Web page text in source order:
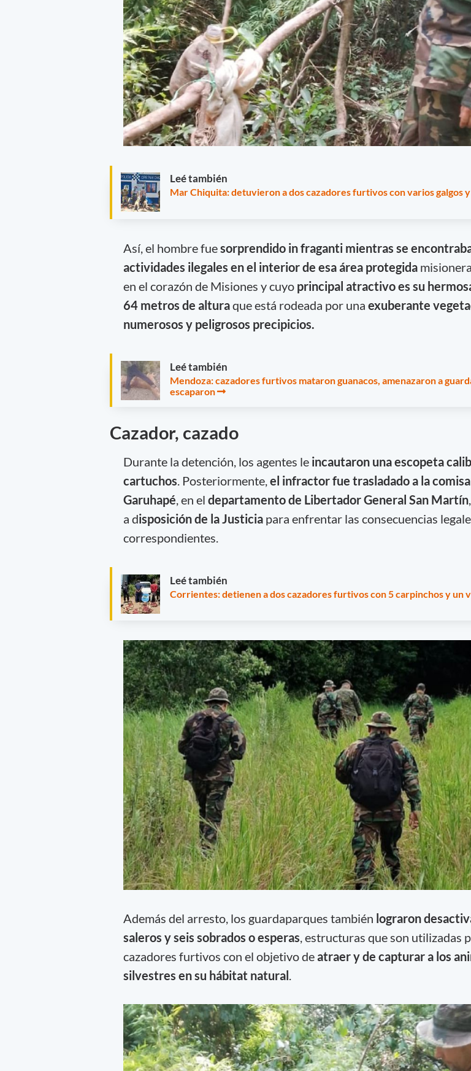
Leé también
Mar Chiquita: detuvieron a dos cazadores furtivos con varios galgos
Así, el hombre fuesorprendido in fraganti mientras se
actividades ilegales en el interior de esa área protegida
en el corazón de Misiones y cuyoprincipal atractivo es su
64 metros de alturaque está rodeada por una exuberante
numerosos y peligrosos precipicios.
Leé también
Mendoza: cazadores furtivos mataron guanacos, amenazaron a
escaparon
Cazador, cazado
Durante la detención, los agentes le incautaron una escopeta
cartuchos. Posteriormente,el infractor fue trasladado a la
Garuhapé, en el departamento de Libertador General San Martín
a disposición de la Justicia para enfrentar las consecuencias
correspondientes.
Leé también
Corrientes: detienen a dos cazadores furtivos con 5 carpinchos y un
Además del arresto, los guardaparques también lograron
saleros y seis sobrados o esperas, estructuras que son utilizadas
cazadores furtivos con el objetivo deatraer y de capturar a los
silvestres en su hábitat natural.